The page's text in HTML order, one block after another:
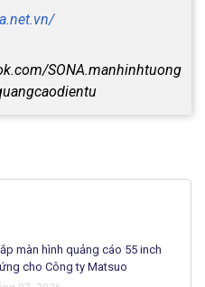
SONA.manhinhtuong
màn hình quảng cáo 55 inch
cho Công ty Matsuo